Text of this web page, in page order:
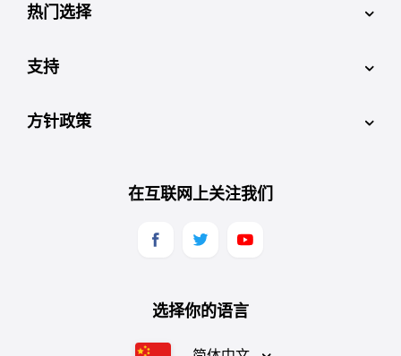
热门选择
支持
方针政策
在互联网上关注我们
选择你的语言